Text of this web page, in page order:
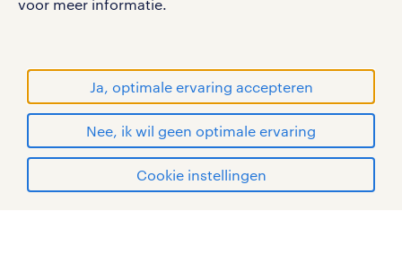
voor meer informatie.
Ja, optimale ervaring accepteren
Nee, ik wil geen optimale ervaring
Cookie instellingen
handelsmerken van Randstad N.V.
© Randstad 2026